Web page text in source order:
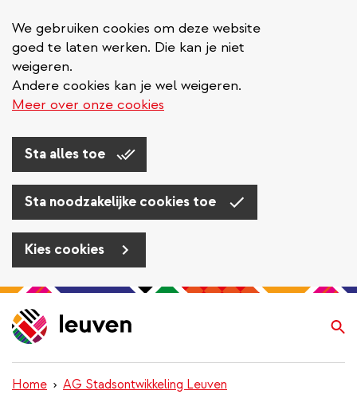
We gebruiken cookies om deze website
goed te laten werken. Die kan je niet
weigeren.
Andere cookies kan je wel weigeren.
Meer over onze cookies
Sta alles toe
Sta noodzakelijke cookies toe
Kies cookies
Overslaan
en
naar
inhoud
gaan
Home AG Stadsontwikkeling Leuven